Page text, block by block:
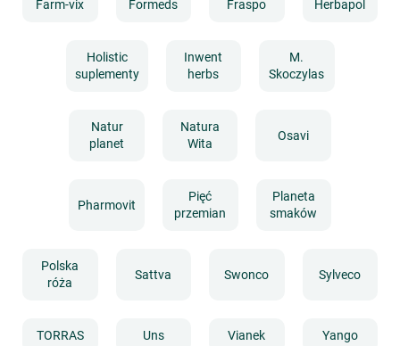
Farm-vix Formeds Fraspo Herbapol
Holistic
suplementy
Inwent
herbs
M.
Skoczylas
Natur
planet
Natura
Wita
Osavi
Pharmovit
Pięć
przemian
Planeta
smaków
Polska
róża
Sattva Swonco Sylveco
TORRAS Uns Vianek Yango